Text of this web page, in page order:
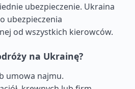
ubezpieczenie. Ukraina
ubezpieczenia
od wszystkich kierowców.
na Ukrainę?
umowa najmu.